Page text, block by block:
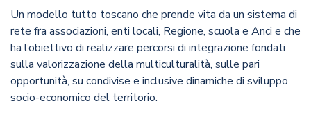
Un modello tutto toscano che prende vita da un sistema di
rete fra associazioni, enti locali, Regione, scuola e Anci e che
ha l’obiettivo di realizzare percorsi di integrazione fondati
sulla valorizzazione della multiculturalità, sulle pari
opportunità, su condivise e inclusive dinamiche di sviluppo
socio-economico del territorio.